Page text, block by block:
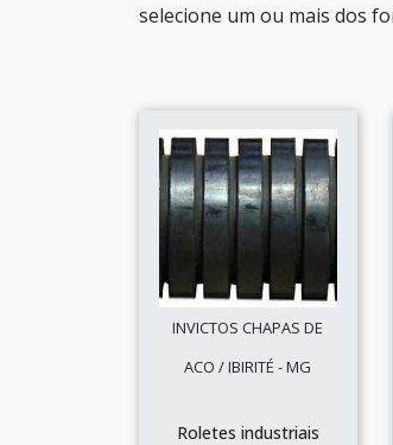
selecione um ou mais dos
INVICTOS CHAPAS DE
ACO / IBIRITÉ - MG
Roletes industriais